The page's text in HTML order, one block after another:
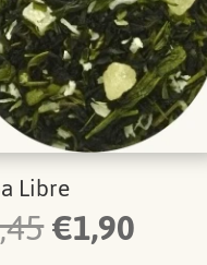
Libre
€1,90